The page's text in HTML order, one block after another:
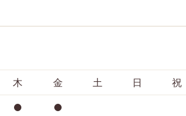
木 金 土 日
祝